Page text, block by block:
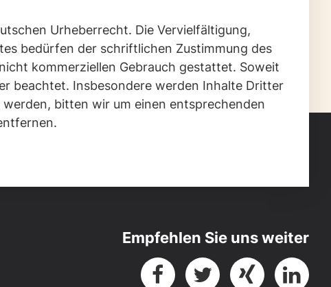
Urheberrecht. Die Vervielfältigung,
bedürfen der schriftlichen Zustimmung des
kommerziellen Gebrauch gestattet. Soweit
beachtet. Insbesondere werden Inhalte Dritter
bitten wir um einen entsprechenden
Empfehlen Sie uns weiter